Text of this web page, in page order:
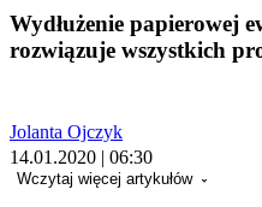
Wydłużenie papierowej
rozwiązuje wszystkich
Jolanta Ojczyk
14.01.2020 | 06:30
Wczytaj więcej artykułów